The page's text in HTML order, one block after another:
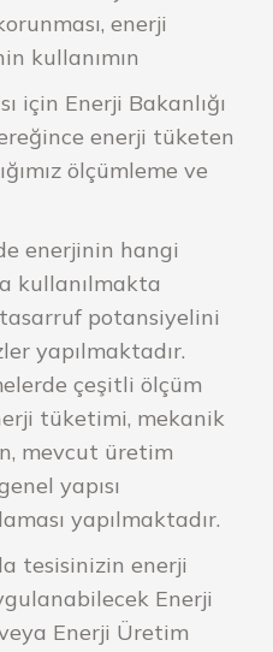
enerji
kullanımın
için Enerji Bakanlığı
enerji tüketen
ölçümleme ve
enerjinin hangi
kullanılmakta
potansiyelini
yapılmaktadır.
çeşitli ölçüm
tüketimi, mekanik
mevcut üretim
yapısı
yapılmaktadır.
tesisinizin enerji
Enerji
Enerji Üretim